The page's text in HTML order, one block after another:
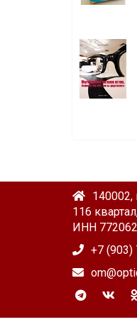
116
ИНН
+7 (903)